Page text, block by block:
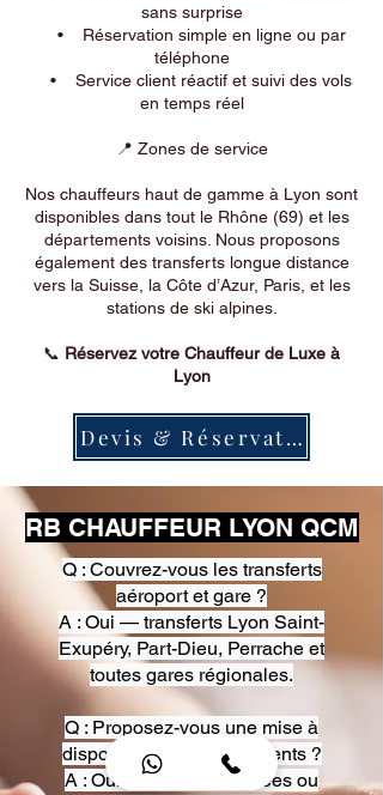
sans surprise
• Réservation simple en ligne ou par
téléphone
• Service client réactif et suivi des vols
en temps réel
📍 Zones de service
Nos chauffeurs haut de gamme à Lyon sont
disponibles dans tout le Rhône (69) et les
départements voisins. Nous proposons
également des transferts longue distance
vers la Suisse, la Côte d’Azur, Paris, et les
stations de ski alpines.
📞 Réservez votre Chauffeur de Luxe à
Lyon
Devis & Réservation
RB CHAUFFEUR LYON QCM
Q : Couvrez-vous les transferts
aéroport et gare ?
A : Oui — transferts Lyon Saint-
Exupéry, Part-Dieu, Perrache et
toutes gares régionales.
Q : Proposez-vous une mise à
disposition pour événements ?
A : Oui — heures, journées ou